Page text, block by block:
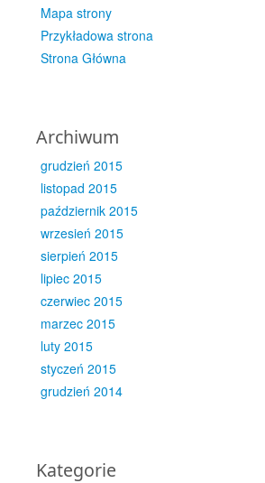
Mapa strony
Przykładowa strona
Strona Główna
Archiwum
grudzień 2015
listopad 2015
październik 2015
wrzesień 2015
sierpień 2015
lipiec 2015
czerwiec 2015
marzec 2015
luty 2015
styczeń 2015
grudzień 2014
Kategorie